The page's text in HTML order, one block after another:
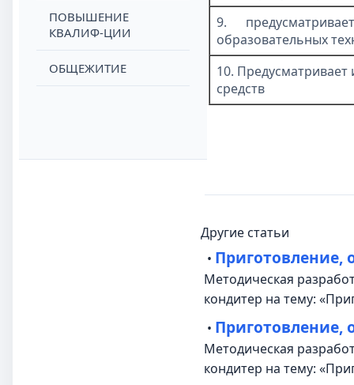
ПОВЫШЕНИЕ
КВАЛИФ-ЦИИ
ОБЩЕЖИТИЕ
9.
образовательных
10.
средств
Другие статьи
• Приготовление,
Методическая
кондитер на тему:
• Приготовление,
Методическая
кондитер на тему: